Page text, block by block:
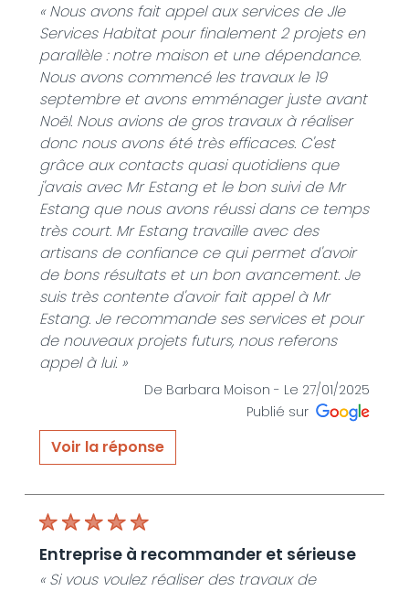
« Nous avons fait appel aux services de Jle
Services Habitat pour finalement 2 projets en
parallèle : notre maison et une dépendance.
Nous avons commencé les travaux le 19
septembre et avons emménager juste avant
Noël. Nous avions de gros travaux à réaliser
donc nous avons été très efficaces. C'est
grâce aux contacts quasi quotidiens que
j'avais avec Mr Estang et le bon suivi de Mr
Estang que nous avons réussi dans ce temps
très court. Mr Estang travaille avec des
artisans de confiance ce qui permet d'avoir
de bons résultats et un bon avancement. Je
suis très contente d'avoir fait appel à Mr
Estang. Je recommande ses services et pour
de nouveaux projets futurs, nous referons
appel à lui. »
De Barbara Moison - Le 27/01/2025
Publié sur
Voir la réponse
d avoir répondu à vos attentes pour ces
deux beaux projets de rénovation . Ce fut un
plaisir d avoir pu communiquer et collaborer
avec vous tout au long de ce projet »
entreprise à recommander et sérieuse
« Si vous voulez réaliser des travaux de